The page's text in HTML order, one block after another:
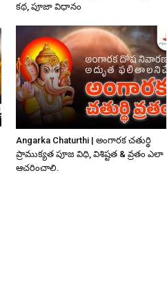
కథ, పూజా విధానం
Angarka Chaturthi | అంగారక చతుర్థి
ప్రాముక్యత పూజ విధి, విశిష్టత & వ్రతం ఎలా
ఆచరించాలి.